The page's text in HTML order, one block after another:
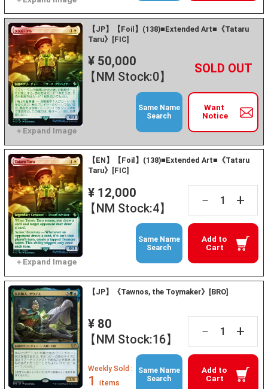
【JP】【Foil】(138)■Extended Art■《Tataru
Taru》[FIC]
¥ 50,000
【NM Stock:0】
－ +
Want
Notice
Same Name
Search
【EN】【Foil】(138)■Extended Art■《Tataru
Taru》[FIC]
¥ 12,000
【NM Stock:4】
－ +
Add to
Cart
Same Name
Search
【JP】《Tawnos, the Toymaker》[BRO]
¥ 80
【NM Stock:16】
－ +
Add to
Cart
Weekly Sold :
1 items
Same Name
Search